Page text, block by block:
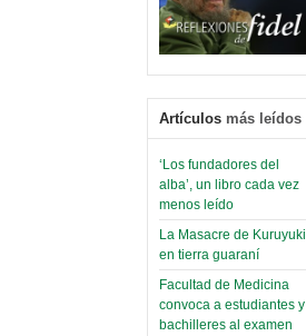
Artículos más leídos
‘Los fundadores del
alba’, un libro cada vez
menos leído
La Masacre de Kuruyuki
en tierra guaraní
Facultad de Medicina
convoca a estudiantes y
bachilleres al examen